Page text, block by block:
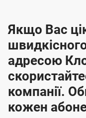
Якщо Вас
адресою
компанії.
кожен